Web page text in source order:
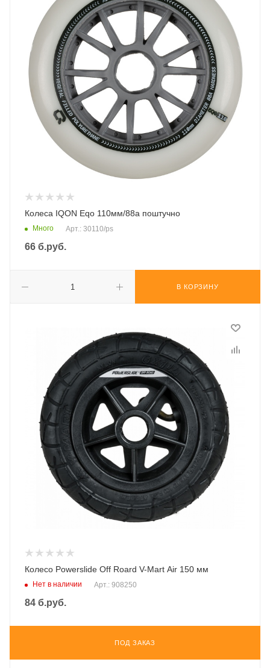
Колеса IQON Eqo 110мм/88а поштучно
Много Арт.: 30110/ps
66 б.руб.
В КОРЗИНУ
Колесо Powerslide Off Roard V-Mart Air 150 мм
Нет в наличии Арт.: 908250
84 б.руб.
ПОД ЗАКАЗ